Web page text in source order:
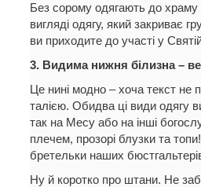
Без сорому одягають до храму
вигляді одягу, який закриває
ви приходите до участі у
3. Видима нижня білизна –
Це нині модно – хоча текст не
талією. Обидва ці види одягу
так на Месу або на інші
плечем, прозорі блузки та
бретельки наших
Ну й коротко про штани. Не